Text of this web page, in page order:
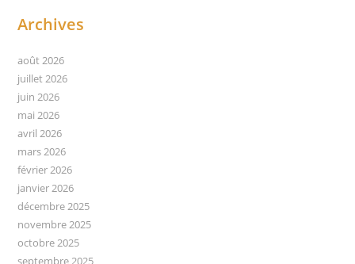
Archives
août 2026
juillet 2026
juin 2026
mai 2026
avril 2026
mars 2026
février 2026
janvier 2026
décembre 2025
novembre 2025
octobre 2025
septembre 2025